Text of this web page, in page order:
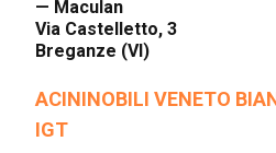
— Maculan
Via Castelletto, 3
Breganze (VI)
ACININOBILI VENETO
IGT